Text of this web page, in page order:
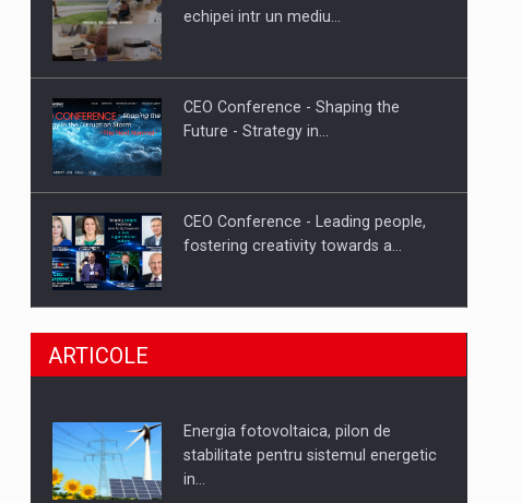
Hard Enduro Piatra Craiului 2026,
echipei intr un mediu…
CEO Conference - Shaping the
Future - Strategy in…
CEO Conference - Leading people,
fostering creativity towards a…
CEO Conference - Shaping The
Webinar - Business Evolution-
RETHINK STRATEGY-Finantare
ARTICOLE
Energia fotovoltaica, pilon de
stabilitate pentru sistemul energetic
in…